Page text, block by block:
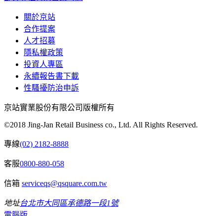
關於京站
合作提案
人才招募
隱私權政策
投資人專區
永續報告書下載
性騷擾防治申訴
京站實業股份有限公司版權所有
©2018 Jing-Jan Retail Business co., Ltd. All Rights Reserved.
專線(02) 2182-8888
客服0800-880-058
信箱 serviceqs@qsquare.com.tw
地址台北市大同區承德路一段1號